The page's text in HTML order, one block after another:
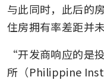
与此同时，此后的
住房拥有率差距并未
“开发商响应的是
所（Philippine